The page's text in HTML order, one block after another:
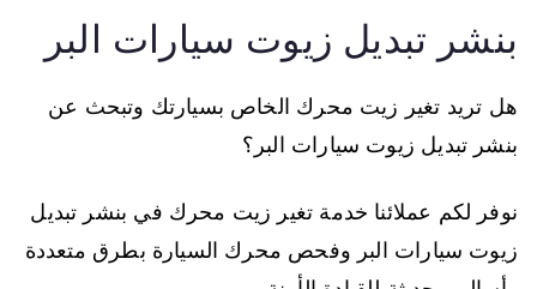
بنشر تبديل زيوت سيارات البر
هل تريد تغير زيت محرك الخاص بسيارتك وتبحث عن
بنشر تبديل زيوت سيارات البر؟
نوفر لكم عملائنا خدمة تغير زيت محرك في بنشر تبديل
زيوت سيارات البر وفحص محرك السيارة بطرق متعددة